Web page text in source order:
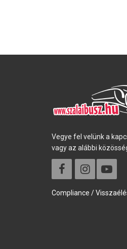
Vegye fel velünk a
vagy az alábbi
Compliance /